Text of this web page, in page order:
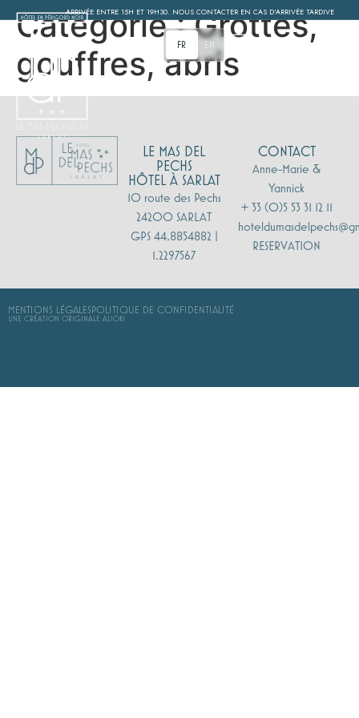
ARRIVÉE ENTRE 15H ET 19H30. NOUS CONTACTER EN CAS D'ARRIVÉE TARDIVE
FR EN MENU
Catégorie :Grottes,
gouffres, abris
LE MAS DEL
PECHS
HÔTEL À SARLAT
10 route des Pechs
24200 SARLAT
GPS 44.8854882 |
1.2297567
CONTACT
Anne-Marie &
Yannick
+ 33 (0)5 53 31 12 11
RESERVATION
MENTIONS LÉGALESPOLITIQUE DE CONFIDENTIALITÉ
UNE CRÉATION ORIGINALE ALIOKI